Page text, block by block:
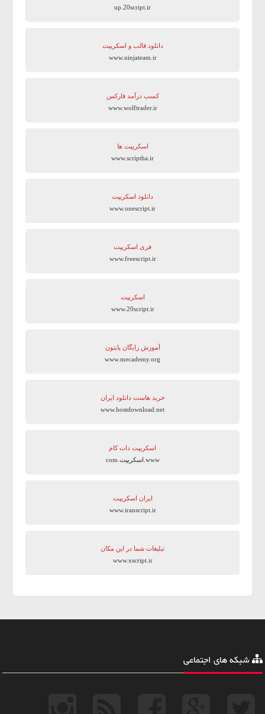
up.20script.ir
دانلود قالب و اسکریپت
www.ninjateam.ir
کسب درآمد فارکس
www.wolftrader.ir
اسکریپت ها
www.scriptha.ir
دانلود اسکریپت
www.onescript.ir
فری اسکریپت
www.freescript.ir
اسکریپت
www.20script.ir
آموزش رایگان پایتون
www.mecademy.org
خرید هاست دانلود ایران
www.hostdownload.net
اسکریپت دات کام
www.اسکریپت.com
ایران اسکریپت
www.iranscript.ir
تبلیغات شما در این مکان
www.xscript.ir
شبکه های اجتماعی